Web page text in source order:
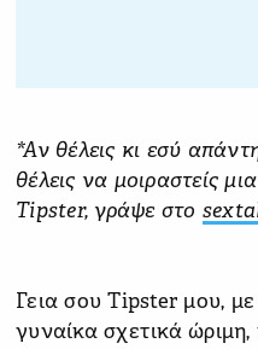
*Αν θέλεις κι εσύ
θέλεις να μοιραστείς
Tipster, γράψε στο
Γεια σου Tipster μου, με
γυναίκα σχετικά